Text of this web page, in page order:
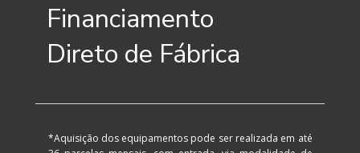
Financiamento
Direto de Fábrica
*Aquisição dos equipamentos pode ser realizada em até